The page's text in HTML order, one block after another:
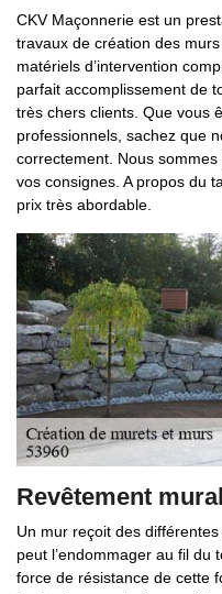
CKV Maçonnerie est un
travaux de création des
matériels d’intervention
parfait accomplissement de
très chers clients. Que vous
professionnels, sachez que
correctement. Nous
vos consignes. A propos du
prix très abordable.
Revêtement mural
Un mur reçoit des
peut l’endommager au fil du
force de résistance de cette